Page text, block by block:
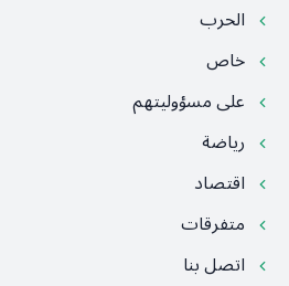
الحرب
خاص
على مسؤوليتهم
رياضة
اقتصاد
متفرقات
اتصل بنا